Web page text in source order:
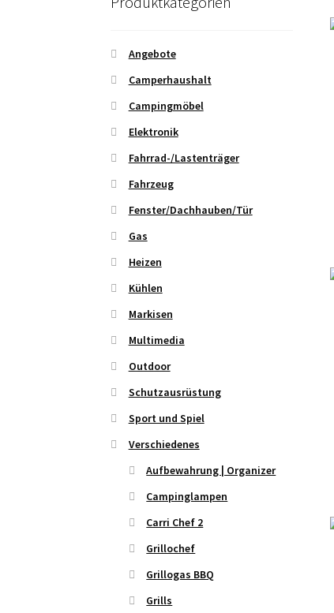
Angebote
Camperhaushalt
Campingmöbel
Elektronik
Fahrrad-/Lastenträger
Fahrzeug
Fenster/Dachhauben/Tür
Gas
Heizen
Kühlen
Markisen
Multimedia
Outdoor
Schutzausrüstung
Sport und Spiel
Verschiedenes
Aufbewahrung | Organizer
Campinglampen
Carri Chef 2
Grillochef
Grillogas BBQ
Grills